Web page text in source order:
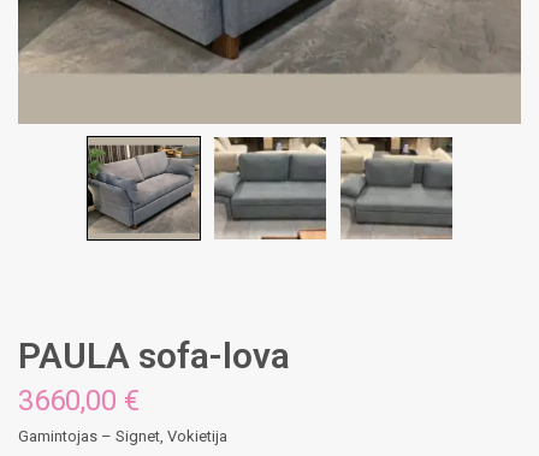
PAULA sofa-lova
3660,00 €
Gamintojas – Signet, Vokietija